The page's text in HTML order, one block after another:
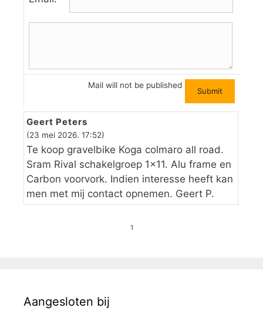
Mail will not be published
Geert Peters
(23 mei 2026. 17:52)
Te koop gravelbike Koga colmaro all road.
Sram Rival schakelgroep 1×11. Alu frame en
Carbon voorvork. Indien interesse heeft kan
men met mij contact opnemen. Geert P.
1
Aangesloten bij